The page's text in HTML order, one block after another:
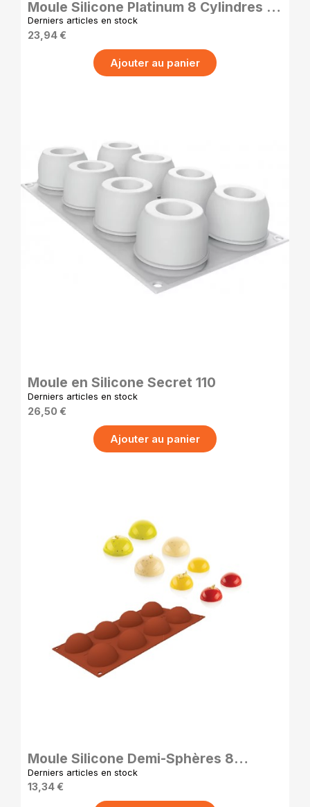
Moule Silicone Platinum 8 Cylindres -
Silikomart
Derniers articles en stock
23,94 €
Ajouter au panier
Moule en Silicone Secret 110
Derniers articles en stock
26,50 €
Ajouter au panier
Moule Silicone Demi-Sphères 8
Cavités Ø55 mm Antiadhésif Pro
Derniers articles en stock
13,34 €